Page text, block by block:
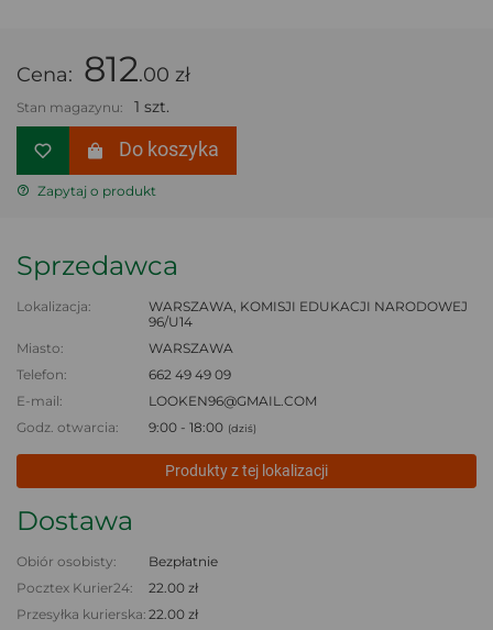
Cena: 812.00 zł
Stan magazynu: 1 szt.
Do koszyka
Zapytaj o produkt
Sprzedawca
Lokalizacja:
WARSZAWA, KOMISJI EDUKACJI NARODOWEJ
96/U14
Miasto:
WARSZAWA
Telefon:
662 49 49 09
E-mail:
LOOKEN96@GMAIL.COM
Godz. otwarcia:
9:00 - 18:00 (dziś)
Produkty z tej lokalizacji
Dostawa
Obiór osobisty:
Bezpłatnie
Pocztex Kurier24:
22.00 zł
Przesyłka kurierska: 22.00 zł